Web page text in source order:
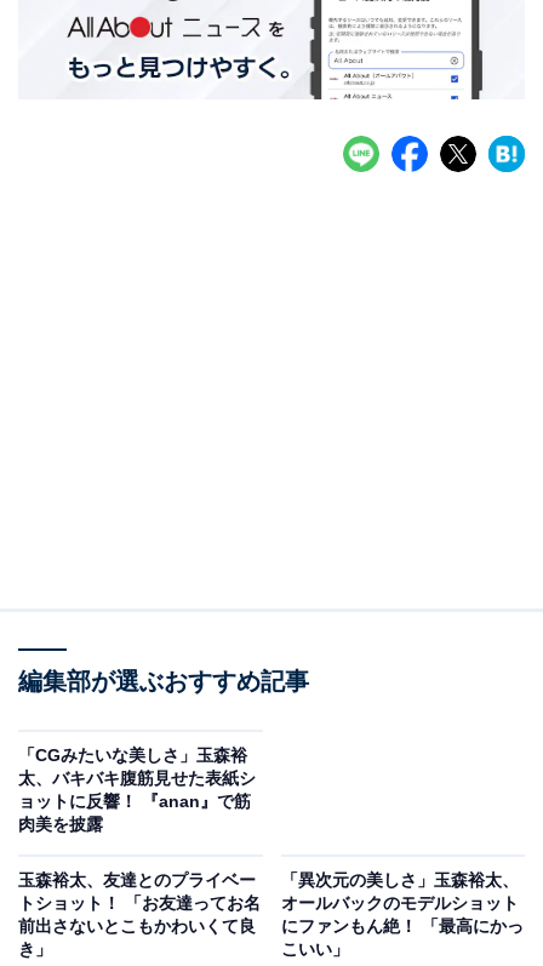
編集部が選ぶおすすめ記事
「CGみたいな美しさ」玉森裕
太、バキバキ腹筋見せた表紙シ
ョットに反響！ 『anan』で筋
肉美を披露
玉森裕太、友達とのプライベー
トショット！ 「お友達ってお名
前出さないとこもかわいくて良
き」
「異次元の美しさ」玉森裕太、
オールバックのモデルショット
にファンもん絶！ 「最高にかっ
こいい」